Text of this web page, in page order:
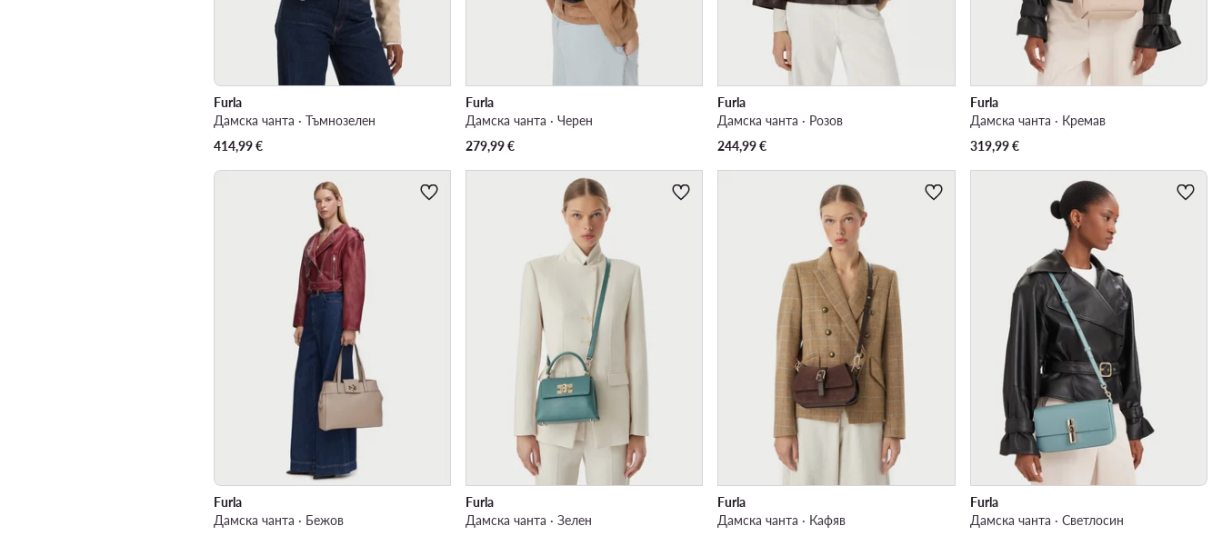
Furla
Дамска чанта · Тъмнозелен
414,99€
Furla
Дамска чанта · Черен
279,99€
Furla
Дамска чанта · Розов
244,99€
Furla
Дамска чанта · Кремав
319,99€
Furla
Дамска чанта · Бежов
Furla
Дамска чанта · Зелен
Furla
Дамска чанта · Кафяв
Furla
Дамска чанта · Светлосин